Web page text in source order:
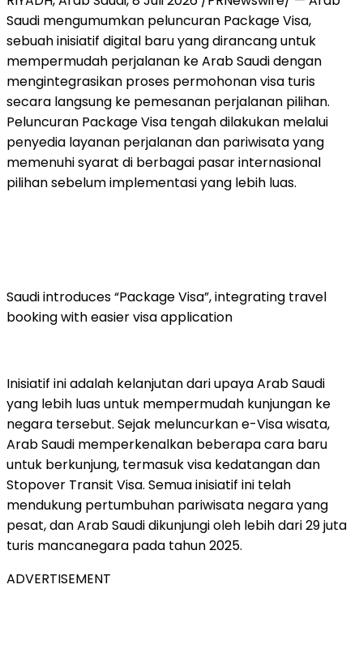
Saudi mengumumkan peluncuran Package Visa,
sebuah inisiatif digital baru yang dirancang untuk
mempermudah perjalanan ke Arab Saudi dengan
mengintegrasikan proses permohonan visa turis
secara langsung ke pemesanan perjalanan pilihan.
Peluncuran Package Visa tengah dilakukan melalui
penyedia layanan perjalanan dan pariwisata yang
memenuhi syarat di berbagai pasar internasional
pilihan sebelum implementasi yang lebih luas.
Saudi introduces “Package Visa”, integrating travel
booking with easier visa application
Inisiatif ini adalah kelanjutan dari upaya Arab Saudi
yang lebih luas untuk mempermudah kunjungan ke
negara tersebut. Sejak meluncurkan e-Visa wisata,
Arab Saudi memperkenalkan beberapa cara baru
untuk berkunjung, termasuk visa kedatangan dan
Stopover Transit Visa. Semua inisiatif ini telah
mendukung pertumbuhan pariwisata negara yang
pesat, dan Arab Saudi dikunjungi oleh lebih dari 29 juta
turis mancanegara pada tahun 2025.
ADVERTISEMENT